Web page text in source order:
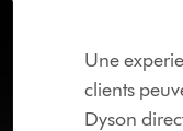
Une
clients
Dyson